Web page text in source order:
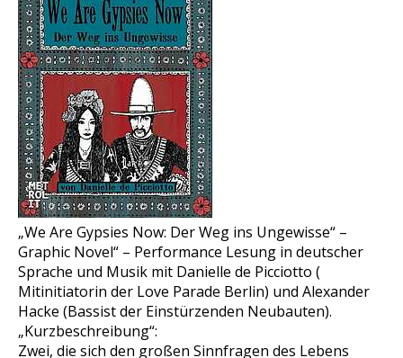
„We Are Gypsies Now: Der Weg ins Ungewisse“ –
Graphic Novel“ – Performance Lesung in deutscher
Sprache und Musik mit Danielle de Picciotto (
Mitinitiatorin der Love Parade Berlin) und Alexander
Hacke (Bassist der Einstürzenden Neubauten).
„Kurzbeschreibung“:
Zwei, die sich den großen Sinnfragen des Lebens